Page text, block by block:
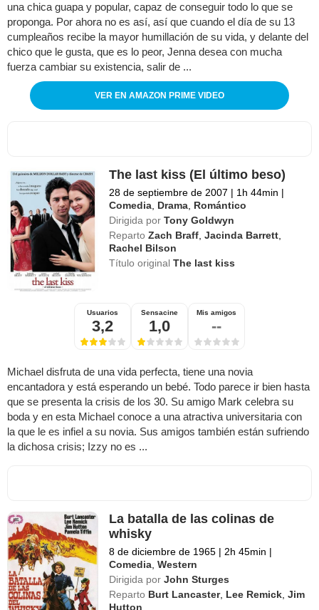
una chica guapa y popular, capaz de conseguir todo lo que se
proponga. Por ahora no es así, así que cuando el día de su 13
cumpleaños recibe la mayor humillación de su vida, y delante del
chico que le gusta, que es lo peor, Jenna desea con mucha
fuerza cambiar su existencia, salir de ...
VER EN AMAZON PRIME VIDEO
The last kiss (El último beso)
28 de septiembre de 2007 | 1h 44min |
Comedia, Drama, Romántico
Dirigida por Tony Goldwyn
Reparto Zach Braff,Jacinda Barrett,
Rachel Bilson
Título originalThe last kiss
Usuarios
3,2
Sensacine
1,0
Mis amigos
--
Michael disfruta de una vida perfecta, tiene una novia
encantadora y está esperando un bebé. Todo parece ir bien hasta
que se presenta la crisis de los 30. Su amigo Mark celebra su
boda y en esta Michael conoce a una atractiva universitaria con
la que le es infiel a su novia. Sus amigos también están sufriendo
la dichosa crisis; Izzy no es ...
La batalla de las colinas de
whisky
8 de diciembre de 1965 | 2h 45min |
Comedia,Western
Dirigida por John Sturges
Reparto Burt Lancaster, Lee Remick,Jim
Hutton